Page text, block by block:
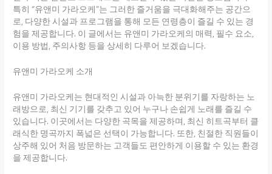
특히 “유앤미 가라오케”는 그러한 즐거움을 극대화해주는 공간으
로, 다양한 시설과 프로그램을 통해 모든 연령층이 즐길 수 있는 경
험을 제공합니다. 이 글에서는 유앤미 가라오케의 매력, 필수 요소,
이용 방법, 주의사항 등을 상세히 다루어 보겠습니다.
유앤미 가라오케 소개
유앤미 가라오케는 현대적인 시설과 아늑한 분위기를 자랑하는 노
래방으로, 최신 기기를 갖추고 있어 누구나 손쉽게 노래를 즐길 수
있습니다. 이곳에서는 다양한 곡목을 제공하며, 최신 히트곡부터 클
래식한 명곡까지 폭넓은 선택이 가능합니다. 또한, 친절한 직원들이
상주해 있어 처음 방문하는 고객들도 편안하게 이용할 수 있는 환경
을 제공합니다.